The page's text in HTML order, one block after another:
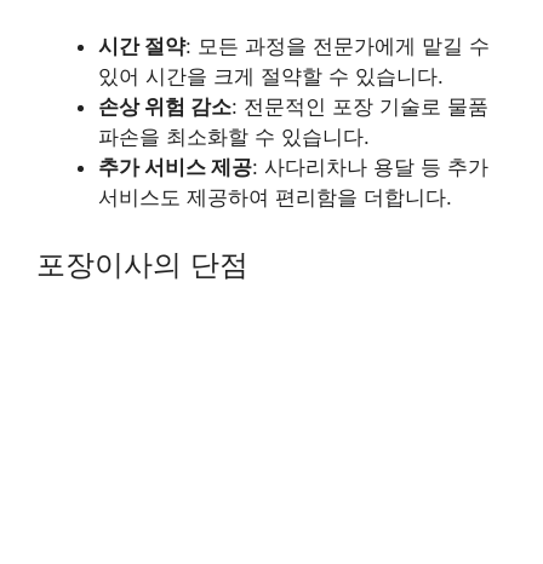
시간 절약: 모든 과정을 전문가에게 맡길 수
있어 시간을 크게 절약할 수 있습니다.
손상 위험 감소: 전문적인 포장 기술로 물품
파손을 최소화할 수 있습니다.
추가 서비스 제공: 사다리차나 용달 등 추가
서비스도 제공하여 편리함을 더합니다.
포장이사의 단점